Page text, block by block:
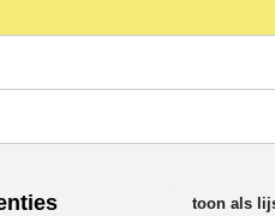
verfijn
toon als